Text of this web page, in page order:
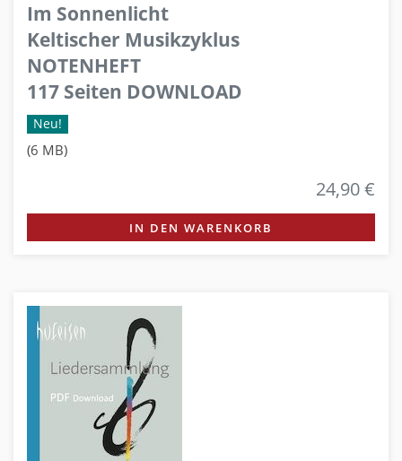
Im Sonnenlicht
Keltischer Musikzyklus
NOTENHEFT
117 Seiten DOWNLOAD
Neu!
(6 MB)
24,90 €
IN DEN WARENKORB